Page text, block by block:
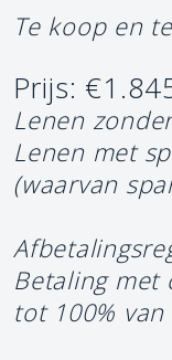
Te koop en
Prijs:
Lenen
Lenen met
(waarvan
Betaling met
tot 100%